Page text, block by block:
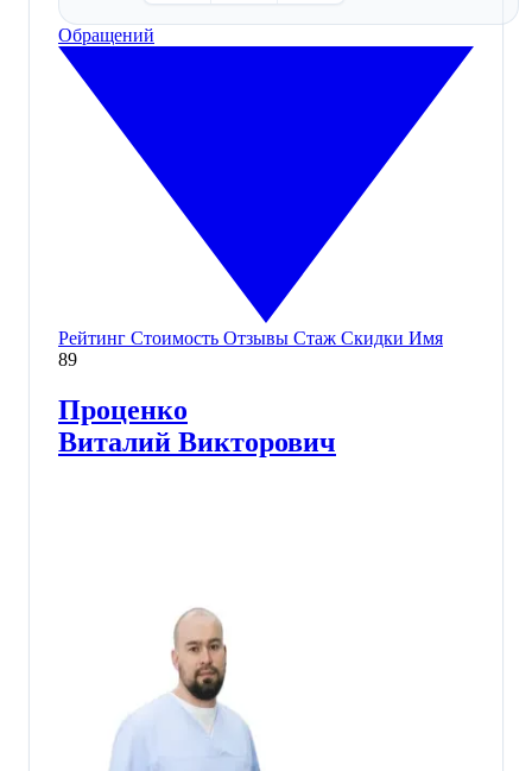
Обращений
Рейтинг Стоимость Отзывы Стаж Скидки Имя
89
Проценко
Виталий Викторович